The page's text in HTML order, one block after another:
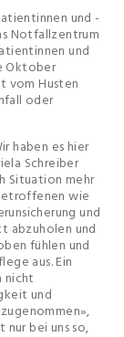
und -
Notfallzentrum
und
Oktober
vom Husten
oder
haben es hier
Schreiber
Situation mehr
wie
und
abzuholen und
fühlen und
aus. Ein
nicht
und
nur bei uns so,